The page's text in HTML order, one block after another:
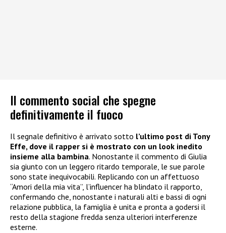
Il commento social che spegne
definitivamente il fuoco
Il segnale definitivo è arrivato sotto l’ultimo post di Tony
Effe, dove il rapper si è mostrato con un look inedito
insieme alla bambina. Nonostante il commento di Giulia
sia giunto con un leggero ritardo temporale, le sue parole
sono state inequivocabili. Replicando con un affettuoso
“Amori della mia vita”, l’influencer ha blindato il rapporto,
confermando che, nonostante i naturali alti e bassi di ogni
relazione pubblica, la famiglia è unita e pronta a godersi il
resto della stagione fredda senza ulteriori interferenze
esterne.